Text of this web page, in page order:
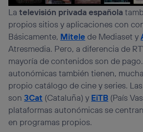
Latelevisión privada española
propios sitios y aplicaciones con
Básicamente, Mitelede Mediaset y
Atresmedia. Pero, a diferencia de
mayoría de contenidos son de
autonómicas también tienen,
propio catálogo de cine y series.
son3Cat (Cataluña) y EiTB (País
plataformas autonómicas se
en programas propios.